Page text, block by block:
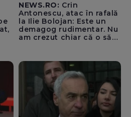
NEWS.RO: Crin
Antonescu, atac în rafală
la Ilie Bolojan: Este un
demagog rudimentar. Nu
am crezut chiar că o să
Sighiartău, primarul de la
Reșița și Florin Roman